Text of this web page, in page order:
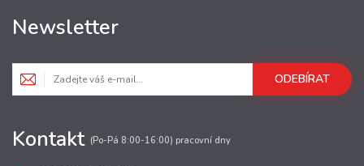
Newsletter
ODEBÍRAT
Kontakt (Po-Pá 8:00-16:00) pracovní dny